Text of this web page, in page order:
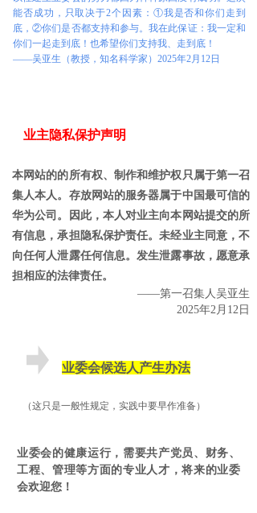
能否成功，只取决于2个因素：①我是否和你们走到
底，②你们是否都支持和参与。我在此保证：我一定和
你们一起走到底！也希望你们支持我、走到底！
——吴亚生（教授，知名科学家）2025年2月12日
业主隐私保护声明
本网站的的所有权、制作和维护权只属于第一召
集人本人。存放网站的服务器属于中国最可信的
华为公司。因此，本人对业主向本网站提交的所
有信息，承担隐私保护责任。未经业主同意，不
向任何人泄露任何信息。发生泄露事故，愿意承
担相应的法律责任。
——第一召集人吴亚生
2025年2月12日
业委会候选人产生办法
（这只是一般性规定，实践中要早作准备）
业委会的健康运行，需要共产党员、财务、
工程、管理等方面的专业人才，将来的业委
会欢迎您！